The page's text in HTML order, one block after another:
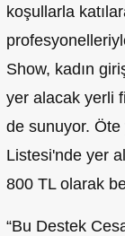
koşullarla
Show, kadın
yer alacak yerli
de sunuyor. Öte
Listesi'nde yer
800 TL olarak
“Bu Destek